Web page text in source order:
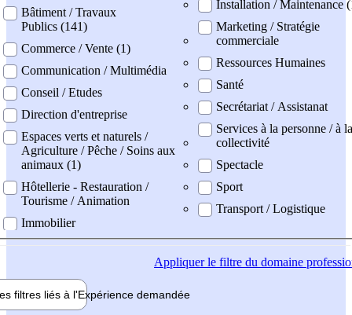
Bâtiment / Travaux
Publics (141)
Commerce / Vente (1)
Communication / Multimédia
Conseil / Etudes
Direction d'entreprise
Espaces verts et naturels /
Agriculture / Pêche / Soins aux
animaux (1)
Hôtellerie - Restauration /
Tourisme / Animation
Immobilier
Installation / Maintenance
Marketing / Stratégie
commerciale
Ressources Humaines
Santé
Secrétariat / Assistanat
Services à la personne / à la
collectivité
Spectacle
Sport
Transport / Logistique
Appliquerle filtre du domaine
filtres liés à l'Expérience demandée